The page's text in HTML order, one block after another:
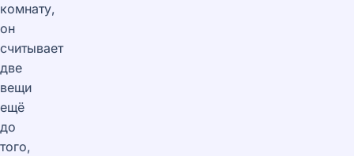
комнату,
он
считывает
две
вещи
ещё
до
того,